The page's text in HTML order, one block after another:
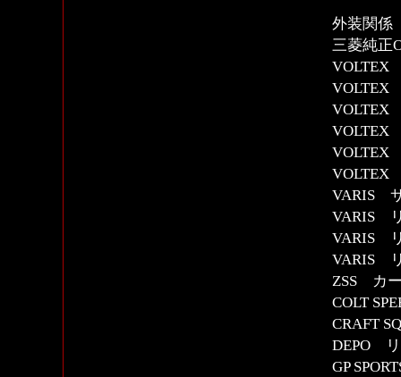
外装関係
三菱純正
VOLTEX
VOLTEX
VOLTEX
VOLTEX
VOLTEX
VOLTEX
VARIS
VARIS
VARIS
VARIS
ZSS カ
COLT
CRAFT
DEPO リ
GP